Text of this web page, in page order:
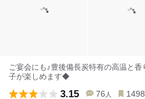
ご宴会にも♪豊後備長炭特有の高温と
子が楽しめます◆
3.15 76 人 1498